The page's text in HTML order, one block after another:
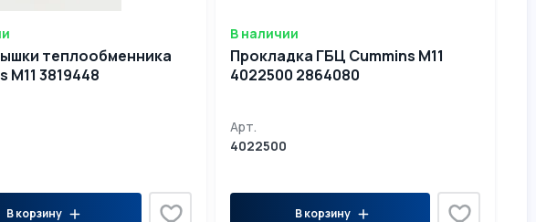
теплообменника
M11 3819448
В корзину
В наличии
Прокладка ГБЦ Cummins M11
4022500 2864080
Арт.
4022500
В корзину